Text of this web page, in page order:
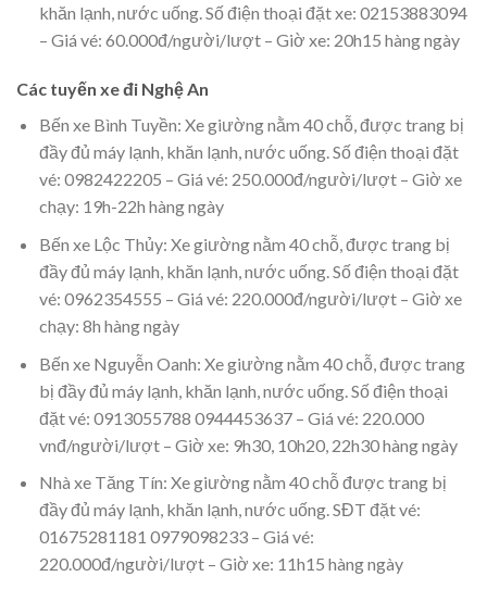
khăn lạnh, nước uống. Số điện thoại đặt xe: 02153883094
– Giá vé: 60.000đ/người/lượt – Giờ xe: 20h15 hàng ngày
Các tuyến xe đi Nghệ An
Bến xe Bình Tuyền: Xe giường nằm 40 chỗ, được trang bị
đầy đủ máy lạnh, khăn lạnh, nước uống. Số điện thoại đặt
vé: 0982422205 – Giá vé: 250.000đ/người/lượt – Giờ xe
chạy: 19h-22h hàng ngày
Bến xe Lộc Thủy: Xe giường nằm 40 chỗ, được trang bị
đầy đủ máy lạnh, khăn lạnh, nước uống. Số điện thoại đặt
vé: 0962354555 – Giá vé: 220.000đ/người/lượt – Giờ xe
chạy: 8h hàng ngày
Bến xe Nguyễn Oanh: Xe giường nằm 40 chỗ, được trang
bị đầy đủ máy lạnh, khăn lạnh, nước uống. Số điện thoại
đặt vé: 0913055788 0944453637 – Giá vé: 220.000
vnđ/người/lượt – Giờ xe: 9h30, 10h20, 22h30 hàng ngày
Nhà xe Tăng Tín: Xe giường nằm 40 chỗ được trang bị
đầy đủ máy lạnh, khăn lạnh, nước uống. SĐT đặt vé:
01675281181 0979098233 – Giá vé:
220.000đ/người/lượt – Giờ xe: 11h15 hàng ngày